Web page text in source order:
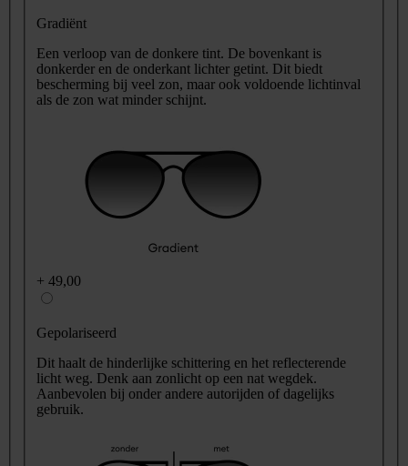
Gradiënt
Een verloop van de donkere tint. De bovenkant is
donkerder en de onderkant lichter getint. Dit biedt
bescherming bij veel zon, maar ook voldoende lichtinval
als de zon wat minder schijnt.
+ 49,00
Gepolariseerd
Dit haalt de hinderlijke schittering en het reflecterende
licht weg. Denk aan zonlicht op een nat wegdek.
Aanbevolen bij onder andere autorijden of dagelijks
gebruik.